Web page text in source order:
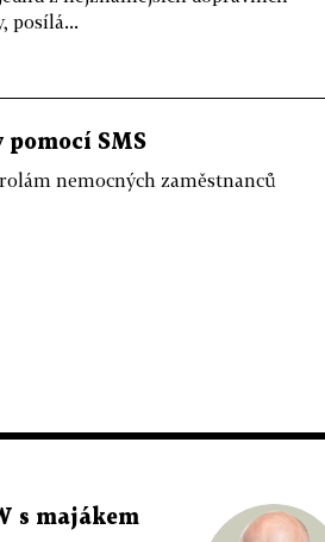
posílá...
SMS
nemocných zaměstnanců
s majákem